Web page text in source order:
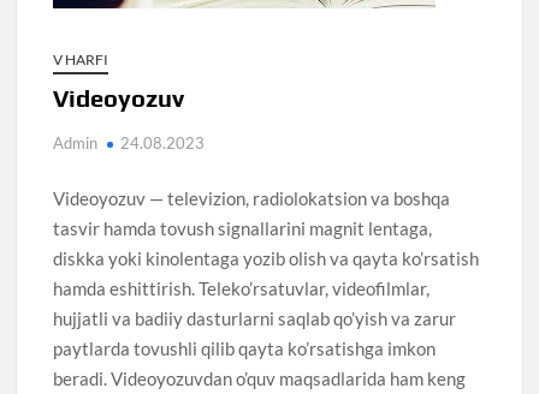
V HARFI
Videoyozuv
Admin 24.08.2023
Videoyozuv — televizion, radiolokatsion va boshqa
tasvir hamda tovush signallarini magnit lentaga,
diskka yoki kinolentaga yozib olish va qayta ko’rsatish
hamda eshittirish. Teleko’rsatuvlar, videofilmlar,
hujjatli va badiiy dasturlarni saqlab qo’yish va zarur
paytlarda tovushli qilib qayta ko’rsatishga imkon
beradi. Videoyozuvdan o’quv maqsadlarida ham keng